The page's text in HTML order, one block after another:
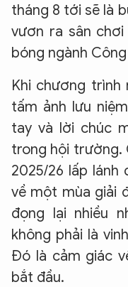
tháng 8 tới sẽ là
vươn ra sân
bóng ngành
​Khi chương trình
tấm ảnh lưu
tay và lời chúc
trong hội trường.
2025/26 lấp lánh
về một mùa giải
đọng lại nhiều
không phải là
Đó là cảm giác
bắt đầu.